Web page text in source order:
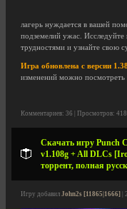
лагерь нуждается в вашей
подземелий ужас. Исследуйте
трудностями и узнайте свою
Игра обновлена с версии
изменений можно посмотреть
Комментариев: 36 | Просмотров:
Скачать игру Punch
v1.108g + All DLCs
торрент, полная
Игру добавил John2s [11865|1666] |